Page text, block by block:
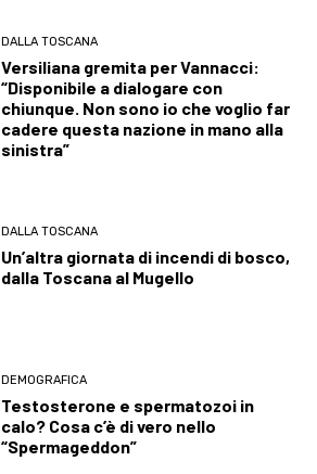
DALLA TOSCANA
Versiliana gremita per Vannacci:
“Disponibile a dialogare con
chiunque. Non sono io che voglio far
cadere questa nazione in mano alla
sinistra”
DALLA TOSCANA
Un’altra giornata di incendi di bosco,
dalla Toscana al Mugello
DEMOGRAFICA
Testosterone e spermatozoi in
calo? Cosa c’è di vero nello
“Spermageddon”